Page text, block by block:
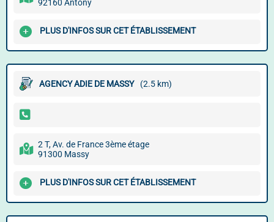
92160 Antony
PLUS D'INFOS SUR CET ÉTABLISSEMENT
AGENCY ADIE DE MASSY (2.5 km)
2 T, Av. de France 3ème étage
91300 Massy
PLUS D'INFOS SUR CET ÉTABLISSEMENT